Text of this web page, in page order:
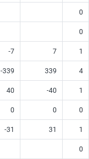
0
0
-7 7 1
-339 339 4
40 -40 1
0 0 0
-31 31 1
0